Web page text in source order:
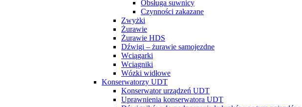
Obsługa suwnicy
Czynności zakazane
Zwyżki
Żurawie
Żurawie HDS
Dźwigi – żurawie samojezdne
Wciągarki
Wciągniki
Wózki widłowe
Konserwatorzy UDT
Konserwator urządzeń UDT
Uprawnienia konserwatora UDT